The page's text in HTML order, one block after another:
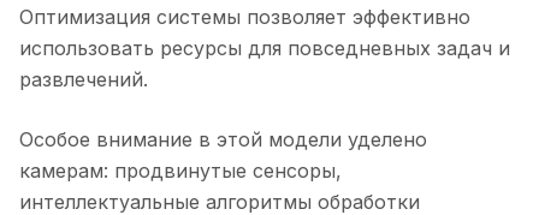
Оптимизация системы позволяет эффективно
использовать ресурсы для повседневных задач и
развлечений.
Особое внимание в этой модели уделено
камерам: продвинутые сенсоры,
интеллектуальные алгоритмы обработки